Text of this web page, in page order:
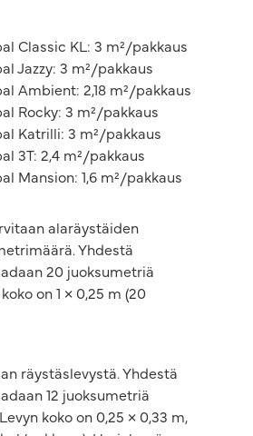
Classic KL: 3 m²/pakkaus
Jazzy: 3 m²/pakkaus
Ambient: 2,18 m²/pakkaus
Rocky: 3 m²/pakkaus
Katrilli: 3 m²/pakkaus
3T: 2,4 m²/pakkaus
Mansion: 1,6 m²/pakkaus
alaräystäiden
Yhdestä
20 juoksumetriä
on 1 × 0,25 m (20
räystäslevystä. Yhdestä
12 juoksumetriä
koko on 0,25 × 0,33 m,